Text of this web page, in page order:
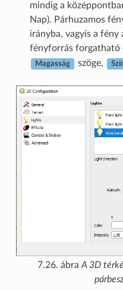
mindig a
Nap). Párhuzamos
irányba, vagyis a
fényforrás forgatható
Magasság szöge,
7.26. ábra A 3D